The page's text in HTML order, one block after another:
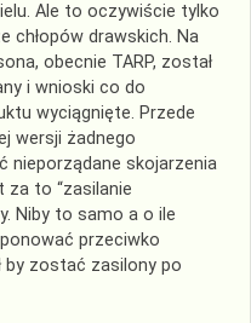
Ale to oczywiście tylko
chłopów drawskich. Na
obecnie TARP, został
i wnioski co do
wyciągnięte. Przede
wersji żadnego
nieporządane skojarzenia
za to “zasilanie
Niby to samo a o ile
przeciwko
by zostać zasilony po